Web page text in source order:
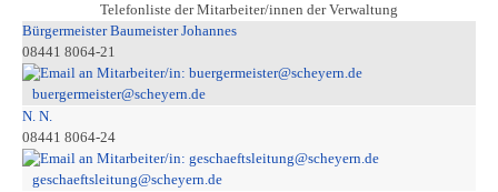
Telefonliste der Mitarbeiter/innen der Verwaltung
Bürgermeister Baumeister Johannes
08441 8064-21
buergermeister@scheyern.de
N. N.
08441 8064-24
geschaeftsleitung@scheyern.de